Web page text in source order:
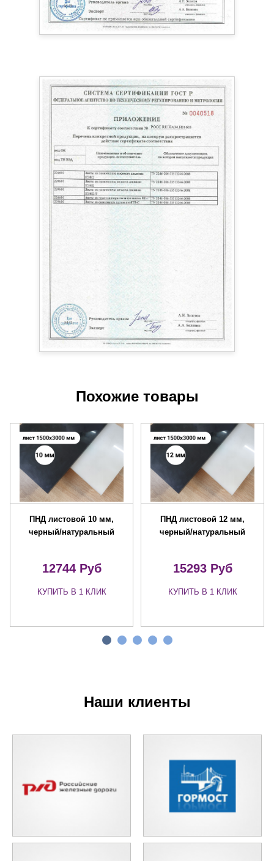
Похожие товары
ПНД листовой 10 мм,
черный/натуральный
12744 Руб
КУПИТЬ В 1 КЛИК
ПНД листовой 12 мм,
черный/натуральный
15293 Руб
КУПИТЬ В 1 КЛИК
Наши клиенты